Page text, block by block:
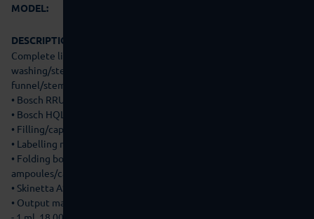
MODEL:
DESCRIPTION:
Complete line for
washing/sterilising/filling/sealing/labelling/stretch-banding open
funnel/stem cut ampoules made of glas, consisting of:
• Bosch RRU 3063 washing machine
• Bosch HQL 2220 sterilising/pyrogenising tunnel
• Filling/capping machine Bosch ALF 4060
• Labelling machine Bosch ERS 2010 (500)
• Folding box cartoning machine Bosch CUK 1060 for 12
ampoules/carton
• Skinetta ASK 450-bU banding machine
• Output max. 18,000 ampoules/h depending on size: